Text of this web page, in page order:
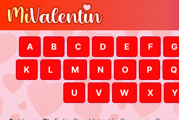
Skip to main content
A B C D E F G
K L M N O P Q
U V W X Y